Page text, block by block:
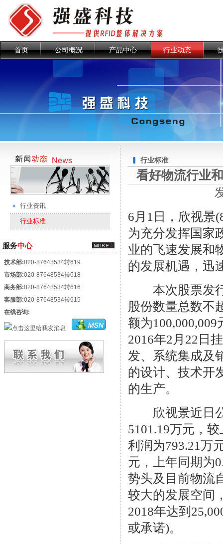
首页 公司概况 产品中心 行业动态
行业资讯
行业标准
服务中心
技术部:020-87648534转619
市场部:020-87648534转618
商务部:020-87648534转616
客服部:020-87648534转615
在线咨询:
行业标准
看好物流行业
6月1日，欣视景
为充分发挥国家
业的飞速发展和
的发展机遇，迅
本次股票发行
股份数量总数不
额为
2016年2月22日
发、系统集成及
的设计、技术开
的生产。
欣视景近日公
5101.19万元，
利润为793.21万
元，上年同期为
势头及目前物流
较大的发展空间
2018年达到
或承诺)。